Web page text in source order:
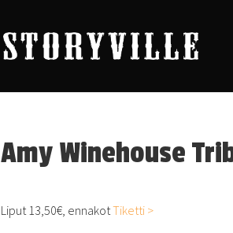
Amy Winehouse
Liput 13,50€, ennakotTiketti >